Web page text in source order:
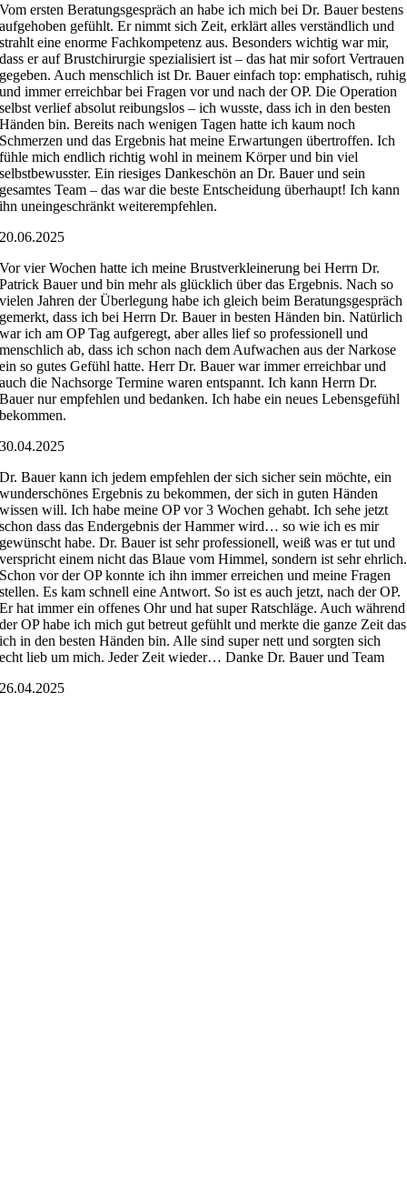
Vom ersten Beratungsgespräch an habe ich mich bei Dr. Bauer bestens
aufgehoben gefühlt. Er nimmt sich Zeit, erklärt alles verständlich und
strahlt eine enorme Fachkompetenz aus. Besonders wichtig war mir,
dass er auf Brustchirurgie spezialisiert ist – das hat mir sofort Vertrauen
gegeben. Auch menschlich ist Dr. Bauer einfach top: emphatisch, ruhig
und immer erreichbar bei Fragen vor und nach der OP. Die Operation
selbst verlief absolut reibungslos – ich wusste, dass ich in den besten
Händen bin. Bereits nach wenigen Tagen hatte ich kaum noch
Schmerzen und das Ergebnis hat meine Erwartungen übertroffen. Ich
fühle mich endlich richtig wohl in meinem Körper und bin viel
selbstbewusster. Ein riesiges Dankeschön an Dr. Bauer und sein
gesamtes Team – das war die beste Entscheidung überhaupt! Ich kann
ihn uneingeschränkt weiterempfehlen.
20.06.2025
Vor vier Wochen hatte ich meine Brustverkleinerung bei Herrn Dr.
Patrick Bauer und bin mehr als glücklich über das Ergebnis. Nach so
vielen Jahren der Überlegung habe ich gleich beim Beratungsgespräch
gemerkt, dass ich bei Herrn Dr. Bauer in besten Händen bin. Natürlich
war ich am OP Tag aufgeregt, aber alles lief so professionell und
menschlich ab, dass ich schon nach dem Aufwachen aus der Narkose
ein so gutes Gefühl hatte. Herr Dr. Bauer war immer erreichbar und
auch die Nachsorge Termine waren entspannt. Ich kann Herrn Dr.
Bauer nur empfehlen und bedanken. Ich habe ein neues Lebensgefühl
bekommen.
30.04.2025
Dr. Bauer kann ich jedem empfehlen der sich sicher sein möchte, ein
wunderschönes Ergebnis zu bekommen, der sich in guten Händen
wissen will. Ich habe meine OP vor 3 Wochen gehabt. Ich sehe jetzt
schon dass das Endergebnis der Hammer wird… so wie ich es mir
gewünscht habe. Dr. Bauer ist sehr professionell, weiß was er tut und
verspricht einem nicht das Blaue vom Himmel, sondern ist sehr ehrlich.
Schon vor der OP konnte ich ihn immer erreichen und meine Fragen
stellen. Es kam schnell eine Antwort. So ist es auch jetzt, nach der OP.
Er hat immer ein offenes Ohr und hat super Ratschläge. Auch während
der OP habe ich mich gut betreut gefühlt und merkte die ganze Zeit das
ich in den besten Händen bin. Alle sind super nett und sorgten sich
echt lieb um mich. Jeder Zeit wieder… Danke Dr. Bauer und Team
26.04.2025